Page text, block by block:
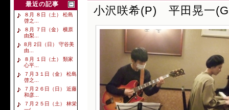
最近の記事
８月 ８日（土） 松島
啓之...
８月 ７日（金） 横原
由梨...
8月 2日（日） 守谷美
由...
８月 １日（土） 類家
心平...
７月３１日（金） 松島
啓之...
７月２６日（日） 近藤
和彦...
７月２５日（土） 林栄
小沢咲希(P) 平田晃一